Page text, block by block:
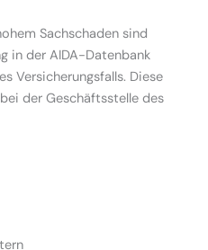
Sachschaden sind
in der AIDA-Datenbank
Versicherungsfalls. Diese
der Geschäftsstelle des